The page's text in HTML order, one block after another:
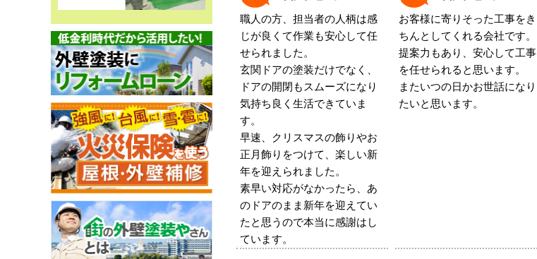
職人の方、担当者の人柄は感
じが良くて作業も安心して任
せられました。
玄関ドアの塗装だけでなく、
ドアの開閉もスムーズになり
気持ち良く生活できていま
す。
早速、クリスマスの飾りやお
正月飾りをつけて、楽しい新
年を迎えられました。
素早い対応がなかったら、あ
のドアのまま新年を迎えてい
たと思うので本当に感謝はし
ています。
お客様に寄りそった工事をき
ちんとしてくれる会社です。
提案力もあり、安心して工事
を任せられると思います。
またいつの日かお世話になり
たいと思います。